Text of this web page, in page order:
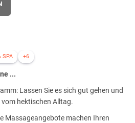
SPA +6
...
Lassen Sie es sich gut gehen und
vom hektischen Alltag.
Massageangebote machen Ihren